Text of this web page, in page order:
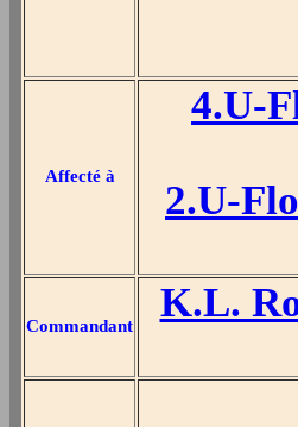
Affecté à
4.U-
2.U-
Commandant
K.L.